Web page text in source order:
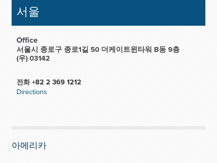
서울
Office
서울시 종로구 종로1길 50 더케이트윈타워 B동 9층
(우) 03142
전화+82 2 369 1212
Directions
아메리카